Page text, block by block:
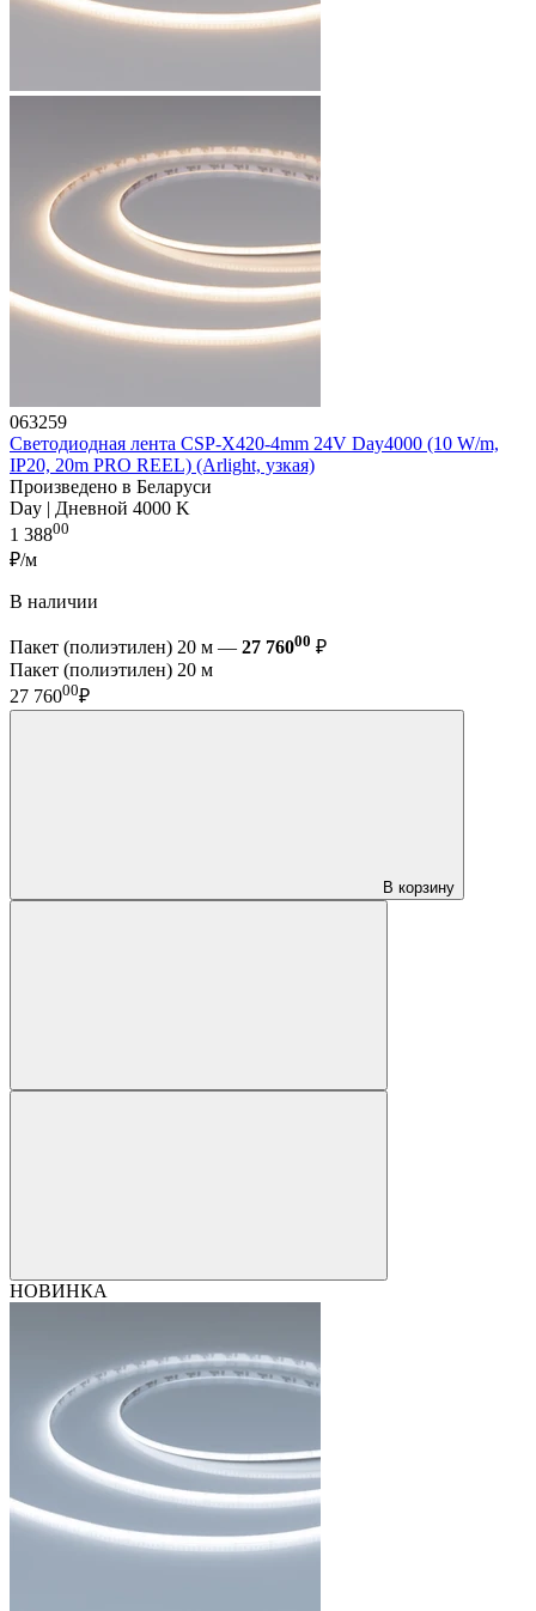
063259
Светодиодная лента CSP-X420-4mm 24V Day4000 (10 W/m,
IP20, 20m PRO REEL) (Arlight, узкая)
Произведено в Беларуси
Day | Дневной 4000 K
1 38800
₽/м
В наличии
Пакет (полиэтилен) 20 м — 27 76000 ₽
Пакет (полиэтилен) 20 м
27 76000₽
В корзину
НОВИНКА